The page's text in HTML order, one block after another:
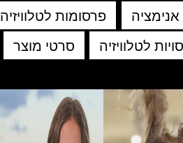
אנימציה פרסומות לטלוויזיה
לטלוויזיה
סרטי מוצר